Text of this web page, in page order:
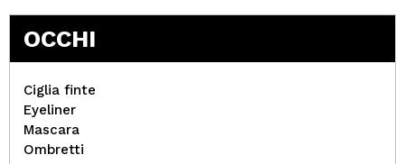
OCCHI
Ciglia finte
Eyeliner
Mascara
Ombretti